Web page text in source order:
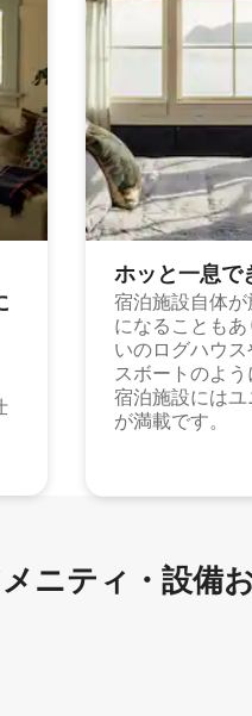
ホッと一⁠息⁠で⁠
宿泊施設自体
になることも
いのログハウ
スボートのよ
宿泊施設には
が満載です。
ニ⁠テ⁠ィ⁠・設⁠備⁠